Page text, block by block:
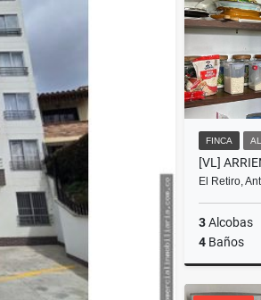
FINCA
El Retiro,
3Alcobas
4 Baños